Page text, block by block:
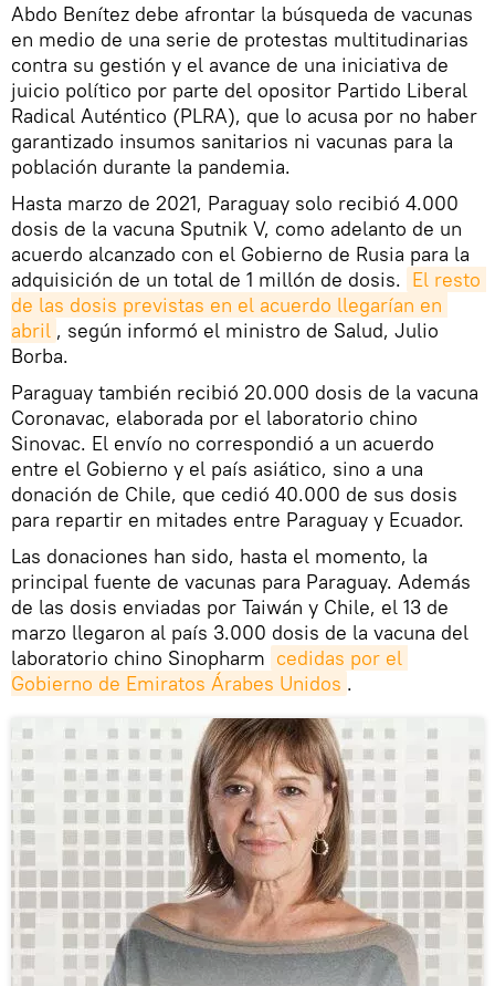
Abdo Benítez debe afrontar la búsqueda de vacunas
en medio de una serie de protestas multitudinarias
contra su gestión y el avance de una iniciativa de
juicio político por parte del opositor Partido Liberal
Radical Auténtico (PLRA), que lo acusa por no haber
garantizado insumos sanitarios ni vacunas para la
población durante la pandemia.
Hasta marzo de 2021, Paraguay solo recibió 4.000
dosis de la vacuna Sputnik V, como adelanto de un
acuerdo alcanzado con el Gobierno de Rusia para la
adquisición de un total de 1 millón de dosis. El resto
de las dosis previstas en el acuerdo llegarían en
abril , según informó el ministro de Salud, Julio
Borba.
Paraguay también recibió 20.000 dosis de la vacuna
Coronavac, elaborada por el laboratorio chino
Sinovac. El envío no correspondió a un acuerdo
entre el Gobierno y el país asiático, sino a una
donación de Chile, que cedió 40.000 de sus dosis
para repartir en mitades entre Paraguay y Ecuador.
Las donaciones han sido, hasta el momento, la
principal fuente de vacunas para Paraguay. Además
de las dosis enviadas por Taiwán y Chile, el 13 de
marzo llegaron al país 3.000 dosis de la vacuna del
laboratorio chino Sinopharm cedidas por el
Gobierno de Emiratos Árabes Unidos .